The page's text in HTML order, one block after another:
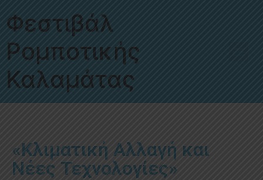
Φεστιβάλ
Ρομποτικής
Καλαμάτας
«Κλιματική Αλλαγή και
Νέες Τεχνολογίες»